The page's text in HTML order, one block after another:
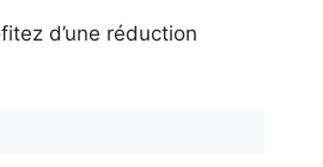
d’une réduction